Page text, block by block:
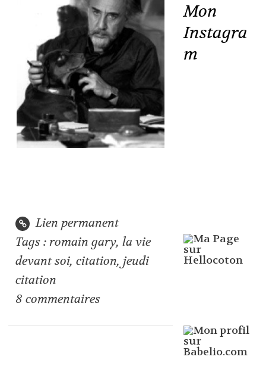
Lien permanent
Tags : romain gary,la vie
devant soi,citation, jeudi
citation
8 commentaires
Mon
Instagra
m